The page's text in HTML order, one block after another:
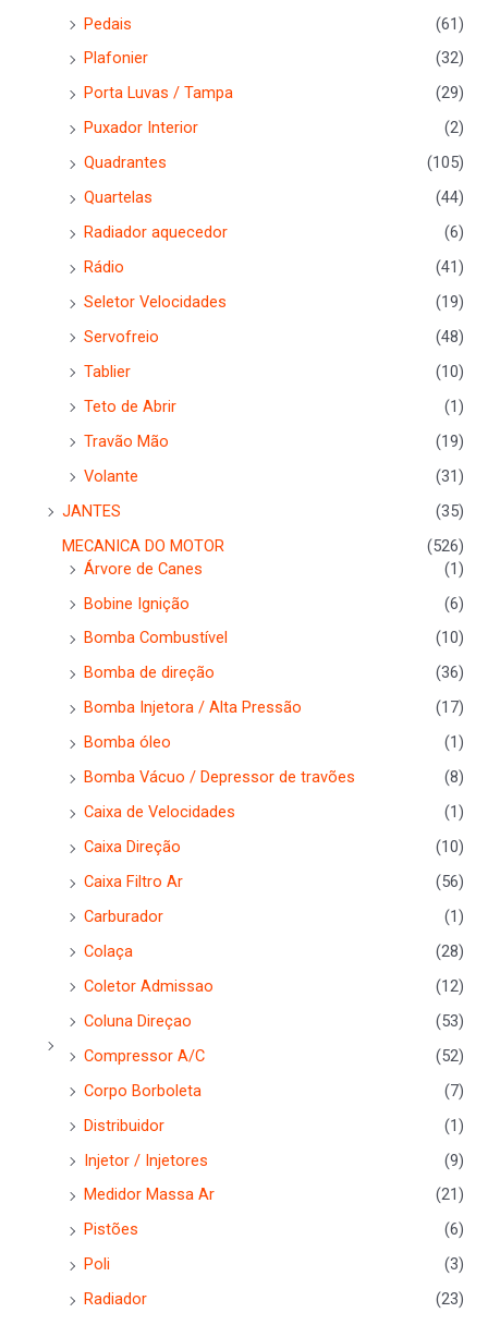
Pedais
(61)
Plafonier
(32)
Porta Luvas / Tampa
(29)
Puxador Interior
(2)
Quadrantes
(105)
Quartelas
(44)
Radiador aquecedor
(6)
Rádio
(41)
Seletor Velocidades
(19)
Servofreio
(48)
Tablier
(10)
Teto de Abrir
(1)
Travão Mão
(19)
Volante
(31)
JANTES
(35)
MECANICA DO MOTOR
(526)
Árvore de Canes
(1)
Bobine Ignição
(6)
Bomba Combustível
(10)
Bomba de direção
(36)
Bomba Injetora / Alta Pressão
(17)
Bomba óleo
(1)
Bomba Vácuo / Depressor de travões
(8)
Caixa de Velocidades
(1)
Caixa Direção
(10)
Caixa Filtro Ar
(56)
Carburador
(1)
Colaça
(28)
Coletor Admissao
(12)
Coluna Direçao
(53)
Compressor A/C
(52)
Corpo Borboleta
(7)
Distribuidor
(1)
Injetor / Injetores
(9)
Medidor Massa Ar
(21)
Pistões
(6)
Poli
(3)
Radiador
(23)